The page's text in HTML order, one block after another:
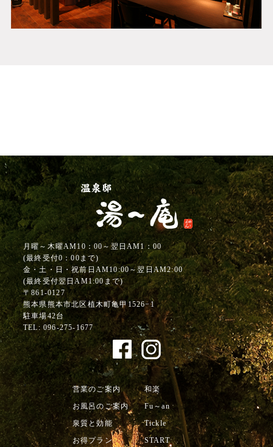
月曜～木曜AM10：00～翌日AM1：00
(最終受付0：00まで)
金・土・日・祝前日AM10:00～翌日AM2:00
(最終受付翌日AM1:00まで)
〒861-0127
熊本県熊本市北区植木町亀甲1526−1
駐車場42台
TEL: 096-275-1677
営業のご案内
お風呂のご案内
泉質と効能
お得プラン
和楽
Fu～an
Tickle
START